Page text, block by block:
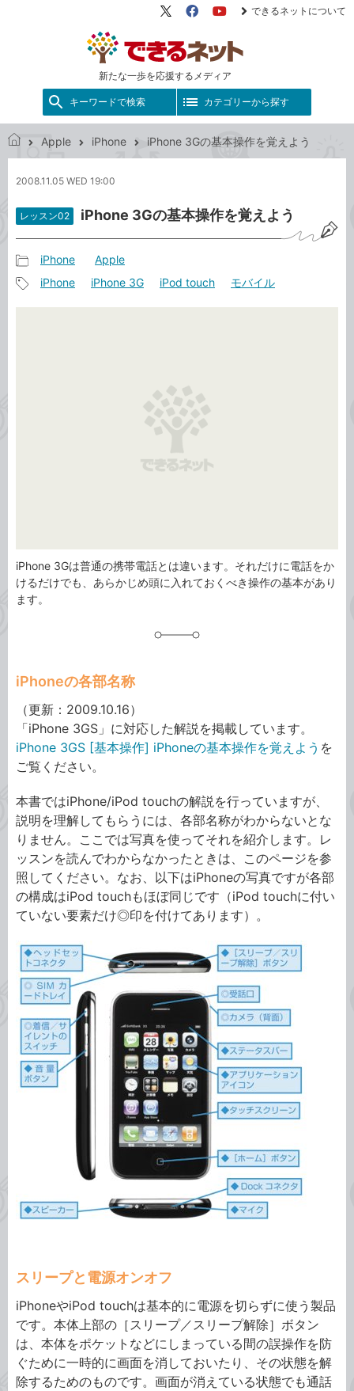
新たな一歩を応援するメディア
X（旧
FacebookYouTube
できるネットについて
キーワードで検索 カテゴリーから探す
る
ッ
ト
Apple iPhone iPhone 3Gの基本操作を覚えよう
2008.11.05 WED 19:00
レッスン02 iPhone 3Gの基本操作を覚えよう
事
カ
iPhone Apple
iPhone iPhone 3G iPod touch モバイル
iPhone 3Gは普通の携帯電話とは違います。それだけに電話をか
けるだけでも、あらかじめ頭に入れておくべき操作の基本があり
ます。
iPhoneの各部名称
（更新：2009.10.16）
「iPhone 3GS」に対応した解説を掲載しています。
iPhone 3GS [基本操作] iPhoneの基本操作を覚えよう を
ご覧ください。
本書ではiPhone/iPod touchの解説を行っていますが、
説明を理解してもらうには、各部名称がわからないとな
りません。ここでは写真を使ってそれを紹介します。レ
ッスンを読んでわからなかったときは、このページを参
照してください。なお、以下はiPhoneの写真ですが各部
の構成はiPod touchもほぼ同じです（iPod touchに付い
ていない要素だけ◎印を付けてあります）。
スリープと電源オンオフ
iPhoneやiPod touchは基本的に電源を切らずに使う製品
です。本体上部の［スリープ／スリープ解除］ボタン
は、本体をポケットなどにしまっている間の誤操作を防
ぐために一時的に画面を消しておいたり、その状態を解
除するためのものです。画面が消えている状態でも通話